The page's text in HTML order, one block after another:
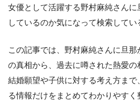
女優として活躍する野村麻純さん
しているのか気になって検索してい
この記事では、野村麻純さんに旦
の真相から、過去に噂された熱愛の
結婚願望や子供に対する考え方まで
る情報だけをまとめてわかりやすく